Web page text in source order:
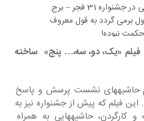
لابی سالن رسانه های گروهی در جشنواره 31 فجر – برج
برمی گردد به قول معروف
نبوده!
«یک، دو، سه،… پنج»  ساخته
بگذریم مهمترین اتفاق روز سوم حاشیه‎های نشست پرسش و پاسخ
فیلم که پیش از جشنواره نیز به
دلیل اختلاف نویسنده فیلمنامه و کارگردن، حاشیه‎هایی به همراه